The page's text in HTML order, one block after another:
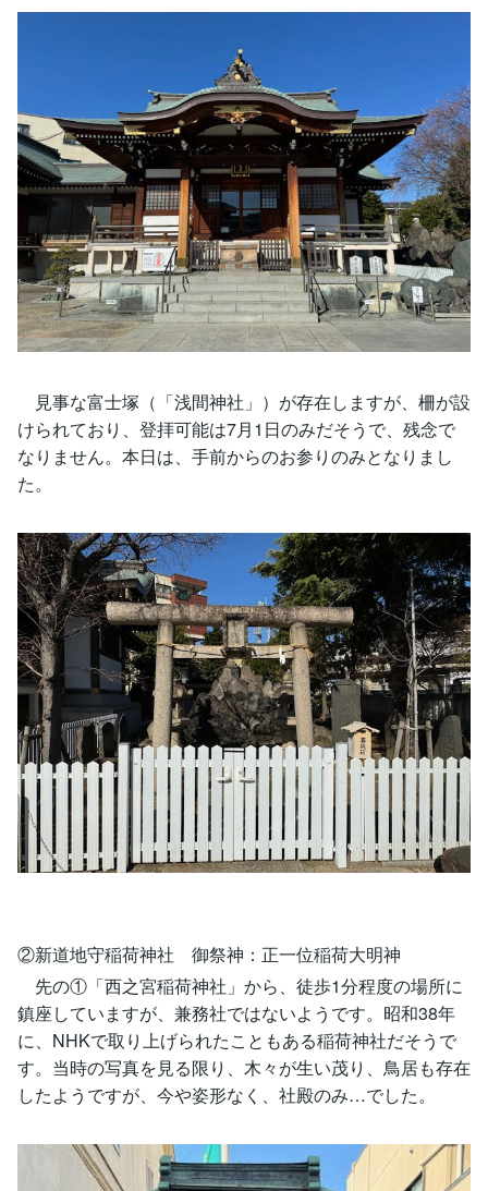
見事な富士塚（「浅間神社」）が存在しますが、柵が設
けられており、登拝可能は7月1日のみだそうで、残念で
なりません。本日は、手前からのお参りのみとなりまし
た。
②新道地守稲荷神社 御祭神：正一位稲荷大明神
先の①「西之宮稲荷神社」から、徒歩1分程度の場所に
鎮座していますが、兼務社ではないようです。昭和38年
に、NHKで取り上げられたこともある稲荷神社だそうで
す。当時の写真を見る限り、木々が生い茂り、鳥居も存在
したようですが、今や姿形なく、社殿のみ…でした。